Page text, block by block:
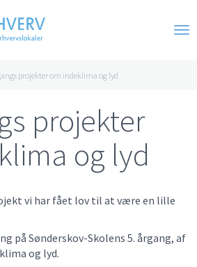
projekter om indeklima og lyd
projekter
og lyd
vi har fået lov til at være en lille
på Sønderskov-Skolens 5. årgang, af
og lyd.